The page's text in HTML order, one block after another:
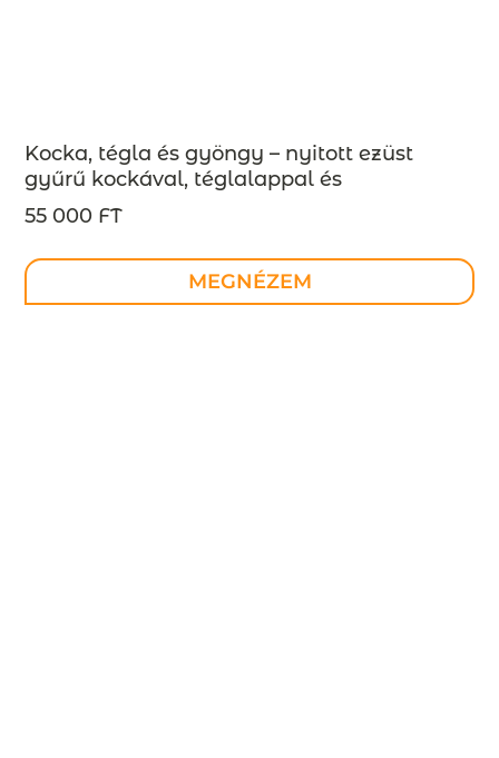
Kocka, tégla és gyöngy – nyitott ezüst
gyűrű kockával, téglalappal és
gyönggyel, INDUSTREAL kollekció –
MEGRENDELÉSRE
55 000 FT
MEGNÉZEM